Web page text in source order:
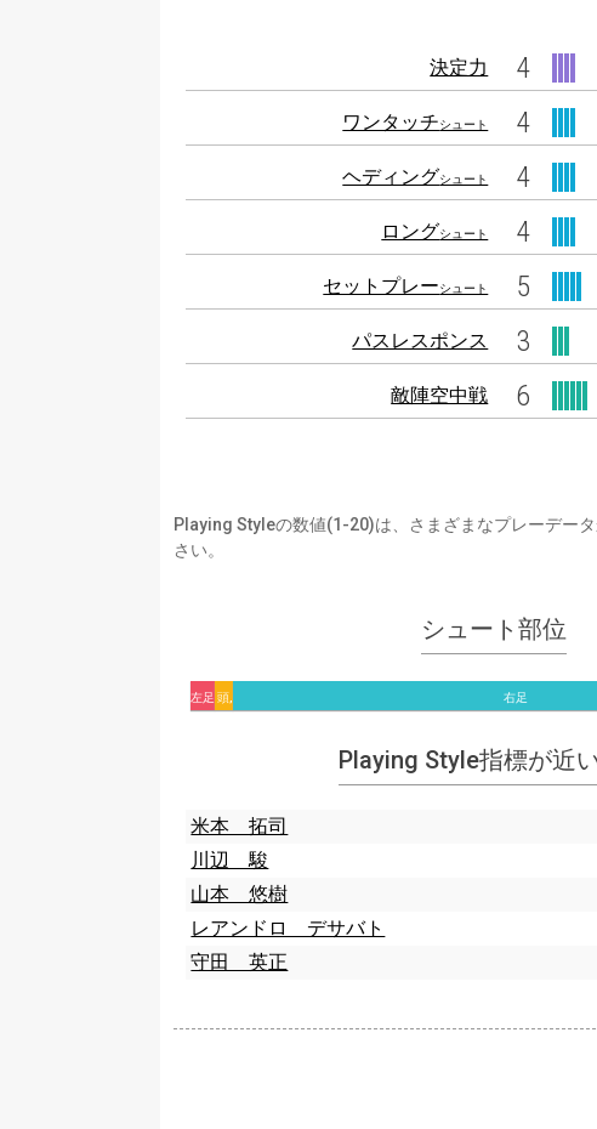
決定力 4
ワンタッチシュート 4
ヘディングシュート 4
ロングシュート 4
セットプレーシュート 5
パスレスポンス 3
敵陣空中戦 6
Playing Styleの数値(1-20)は、さまざまなプレーデー
さい。
シュート部位
左足 頭, 右足
Playing Style指標が近
米本 拓司
川辺 駿
山本 悠樹
レアンドロ デサバト
守田 英正